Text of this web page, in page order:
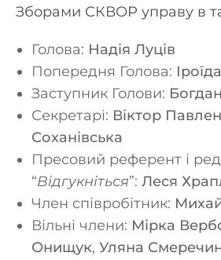
Зборами СКВОР управу в
Голова: Надія Луців
Попередня Голова:
Заступник Голови:
Секретарі: Віктор
Соханівська
Пресовий референт і
“Відгукніться”: Леся
Член співробітник:
Вільні члени: Мірка
Онищук, Уляна